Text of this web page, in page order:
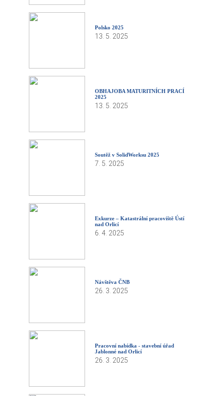
Polsko 2025
13. 5. 2025
OBHAJOBA MATURITNÍCH PRACÍ
2025
13. 5. 2025
Soutěž v SolidWorksu 2025
7. 5. 2025
Exkurze – Katastrální pracoviště Ústí
nad Orlicí
6. 4. 2025
Návštěva ČNB
26. 3. 2025
Pracovní nabídka - stavební úřad
Jablonné nad Orlicí
26. 3. 2025